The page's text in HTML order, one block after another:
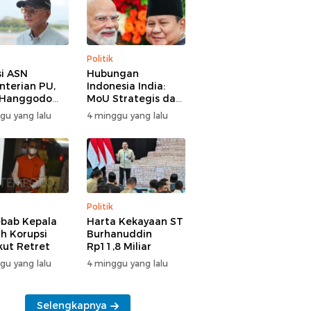
ASN
PU,
yang lalu
Politik
Hubungan
Indonesia India:
MoU Strategis dan
Tantangan Baru
4 minggu yang lalu
Kepala
Korupsi
Retret
yang lalu
Politik
Harta Kekayaan ST
Burhanuddin
Rp11,8 Miliar
4 minggu yang lalu
Selengkapnya